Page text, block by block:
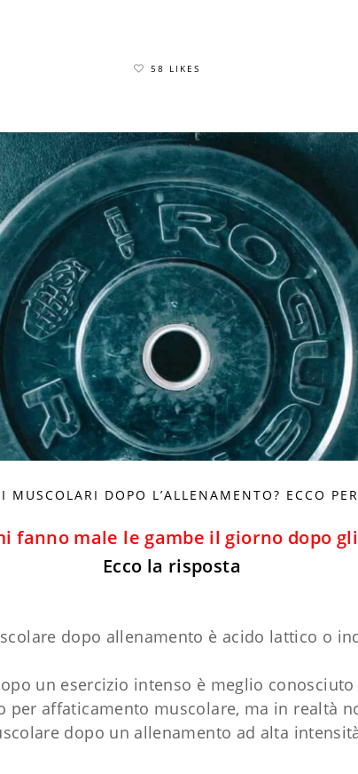
58 LIKES
MUSCOLARI DOPO L’ALLENAMENTO? ECCO
fanno male le gambe il giorno dopo
Ecco la risposta
dopo allenamento è acido lattico o
un esercizio intenso è meglio
per affaticamento muscolare, ma in realtà
dopo un allenamento ad alta